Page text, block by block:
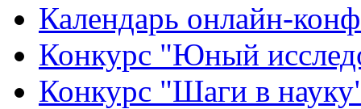
Календарь онлайн-
Конкурс "Юный
Конкурс "Шаги в